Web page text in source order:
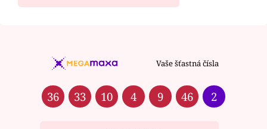
Vaše šťastná čísla
36 33 10 4 9 46 2